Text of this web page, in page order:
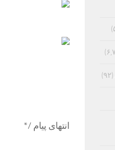
انتهای پیام /*
(۹۲)